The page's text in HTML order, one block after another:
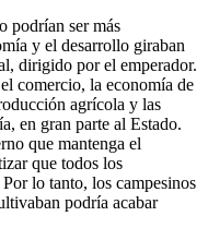
podrían ser más
y el desarrollo giraban
dirigido por el emperador.
comercio, la economía de
agrícola y las
en gran parte al Estado.
que mantenga el
que todos los
lo tanto, los campesinos
podría acabar